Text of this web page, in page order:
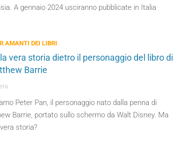
A gennaio 2024 usciranno pubblicate in Italia
AMANTI DEI LIBRI
vera storia dietro il personaggio del libro di
Barrie
Peter Pan, il personaggio nato dalla penna di
Barrie, portato sullo schermo da Walt Disney. Ma
storia?